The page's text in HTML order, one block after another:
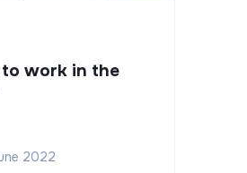
work in the
2022